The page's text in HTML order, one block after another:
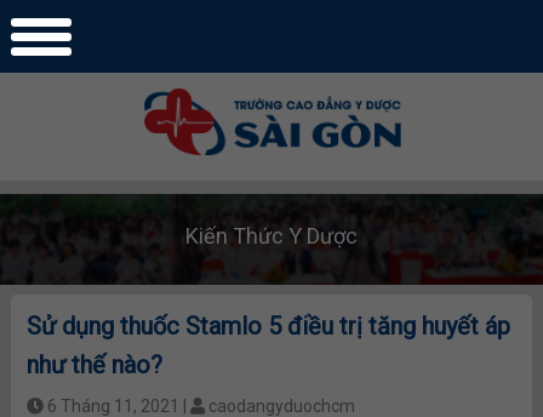
Kiến Thức Y Dược
Sử dụng thuốc Stamlo 5 điều trị tăng huyết áp
như thế nào?
6 Tháng 11, 2021 | caodangyduochcm